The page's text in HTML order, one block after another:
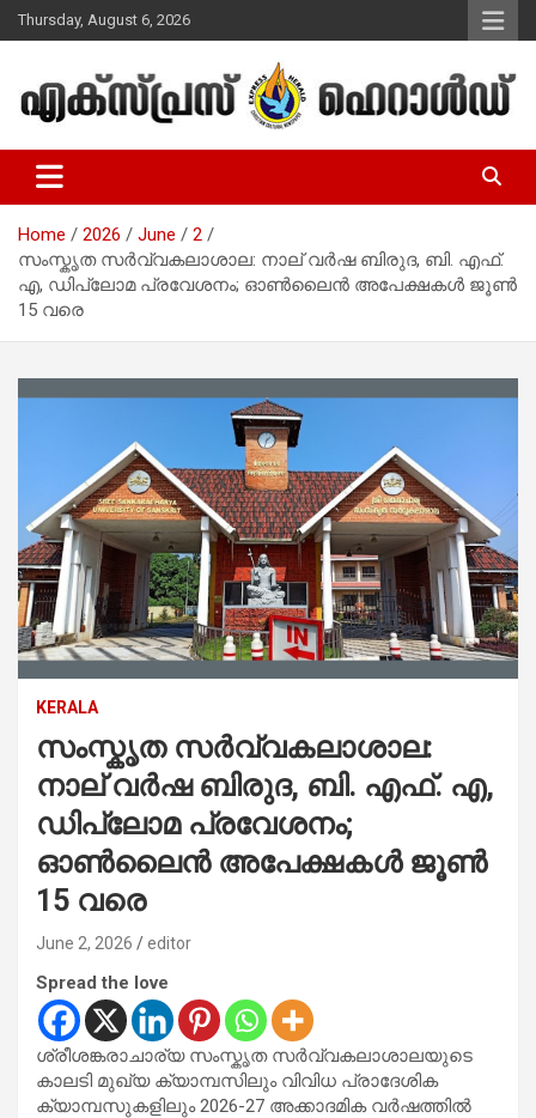
Skip
to
Thursday, August 6, 2026
Express Herald – Malayalam
Christian News
Home 2026 June
2
സംസ്കൃത സര്‍വ്വകലാശാല: നാല് വര്‍ഷ ബിരുദ, ബി. എഫ്.
എ, ഡിപ്ലോമ പ്രവേശനം; ഓൺലൈൻ അപേക്ഷകള്‍ ജൂണ്‍
15 വരെ
KERALA
സംസ്കൃത സര്‍വ്വകലാശാല:
നാല് വര്‍ഷ ബിരുദ, ബി. എഫ്. എ,
ഡിപ്ലോമ പ്രവേശനം;
ഓൺലൈൻ അപേക്ഷകള്‍ ജൂണ്‍
15 വരെ
June 2, 2026 editor
Spread the love
ശ്രീശങ്കരാചാര്യ സംസ്കൃത സര്‍വ്വകലാശാലയുടെ
കാലടി മുഖ്യ ക്യാമ്പസിലും വിവിധ പ്രാദേശിക
ക്യാമ്പസുകളിലും 2026-27 അക്കാദമിക വർഷത്തിൽ